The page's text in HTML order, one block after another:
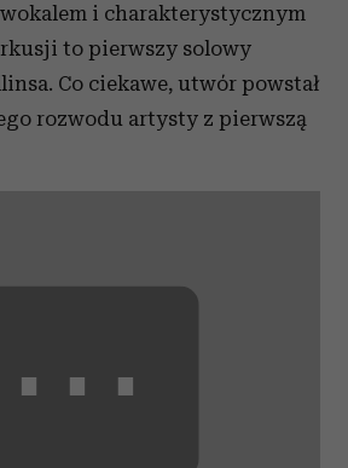
i charakterystycznym
to pierwszy solowy
Co ciekawe, utwór powstał
rozwodu artysty z pierwszą
⋯